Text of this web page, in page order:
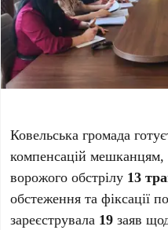
Ковельська громада
компенсацій
ворожого обстрілу 13
обстеження та фіксації
зареєструвала 19 заяв